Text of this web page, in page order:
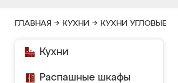
ГЛАВНАЯ → КУХНИ → КУХНИ УГЛОВЫЕ
Кухни
Распашные шкафы